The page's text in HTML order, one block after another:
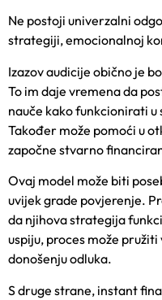
Ne postoji univerzalni
strategiji, emocionalnoj
Izazov audicije obično je
To im daje vremena da
nauče kako funkcionirati
Također može pomoći u
započne stvarno
Ovaj model može biti
uvijek grade povjerenje.
da njihova strategija
uspiju, proces može
donošenju odluka.
S druge strane, instant